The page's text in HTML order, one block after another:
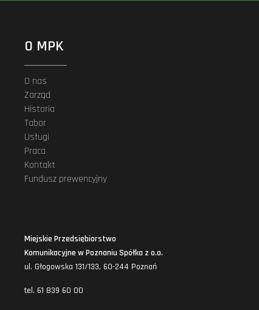
O MPK
O nas
Zarząd
Historia
Tabor
Usługi
Praca
Kontakt
Fundusz prewencyjny
Miejskie Przedsiębiorstwo
Komunikacyjne w Poznaniu Spółka z o.o.
ul. Głogowska 131/133, 60-244 Poznań
tel. 61 839 60 00